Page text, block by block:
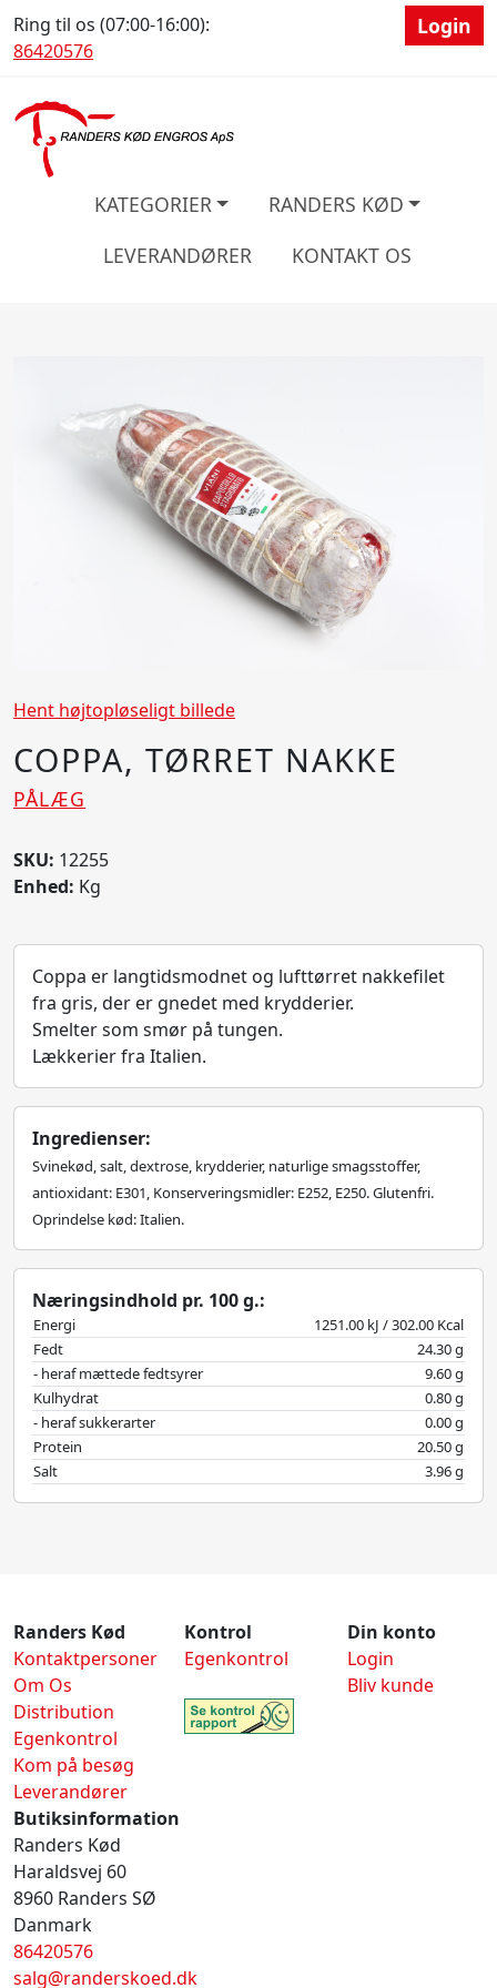
Ring til os (07:00-16:00):
86420576
Login
KATEGORIER
RANDERS KØD
LEVERANDØRER
KONTAKT OS
Hent højtopløseligt billede
COPPA, TØRRET NAKKE
PÅLÆG
SKU: 12255
Enhed: Kg
Coppa er langtidsmodnet og lufttørret nakkefilet
fra gris, der er gnedet med krydderier.
Smelter som smør på tungen.
Lækkerier fra Italien.
Ingredienser:
Svinekød, salt, dextrose, krydderier, naturlige smagsstoffer,
antioxidant: E301, Konserveringsmidler: E252, E250. Glutenfri.
Oprindelse kød: Italien.
Næringsindhold pr. 100 g.:
Energi
1251.00 kJ / 302.00 Kcal
Fedt
24.30 g
- heraf mættede fedtsyrer
9.60 g
Kulhydrat
0.80 g
- heraf sukkerarter
0.00 g
Protein
20.50 g
Salt
3.96 g
Randers Kød
Kontaktpersoner
Om Os
Distribution
Egenkontrol
Kom på besøg
Leverandører
Kontrol
Egenkontrol
Din konto
Login
Bliv kunde
Butiksinformation
Randers Kød
Haraldsvej 60
8960 Randers SØ
Danmark
86420576
salg@randerskoed.dk